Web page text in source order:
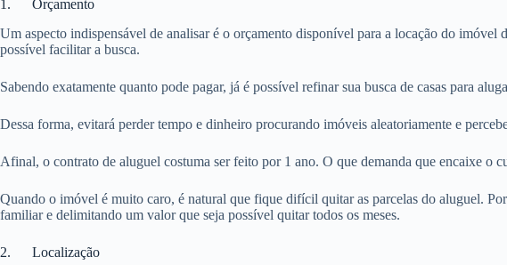
1. Orçamento
Um aspecto indispensável de analisar é o orçamento disponível para a locação do imóvel
possível facilitar a busca.
Sabendo exatamente quanto pode pagar, já é possível refinar sua busca de casas para
Dessa forma, evitará perder tempo e dinheiro procurando imóveis aleatoriamente e
Afinal, o contrato de aluguel costuma ser feito por 1 ano. O que demanda que encaixe o
Quando o imóvel é muito caro, é natural que fique difícil quitar as parcelas do aluguel.
familiar e delimitando um valor que seja possível quitar todos os meses.
2. Localização